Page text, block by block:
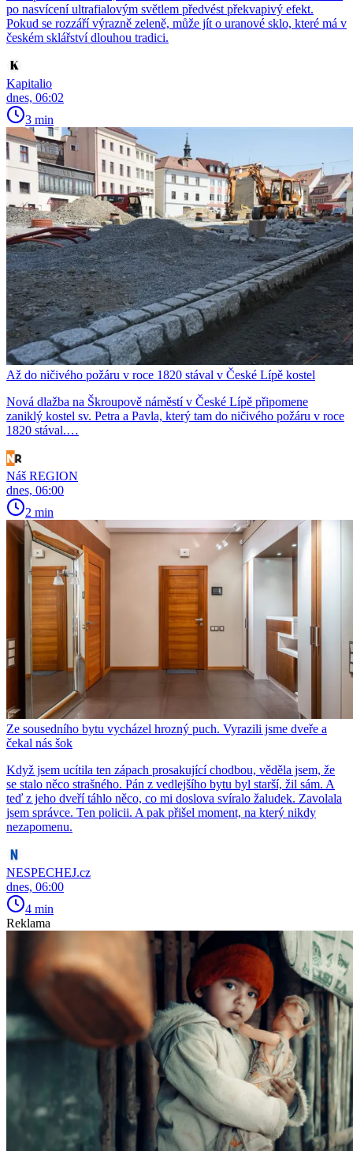
po nasvícení ultrafialovým světlem předvést překvapivý efekt.
Pokud se rozzáří výrazně zeleně, může jít o uranové sklo, které má v
českém sklářství dlouhou tradici.
Kapitalio
dnes, 06:02
3 min
Až do ničivého požáru v roce 1820 stával v České Lípě kostel
Nová dlažba na Škroupově náměstí v České Lípě připomene
zaniklý kostel sv. Petra a Pavla, který tam do ničivého požáru v roce
1820 stával.…
Náš REGION
dnes, 06:00
2 min
Ze sousedního bytu vycházel hrozný puch. Vyrazili jsme dveře a
čekal nás šok
Když jsem ucítila ten zápach prosakující chodbou, věděla jsem, že
se stalo něco strašného. Pán z vedlejšího bytu byl starší, žil sám. A
teď z jeho dveří táhlo něco, co mi doslova svíralo žaludek. Zavolala
jsem správce. Ten policii. A pak přišel moment, na který nikdy
nezapomenu.
NESPECHEJ.cz
dnes, 06:00
4 min
Reklama